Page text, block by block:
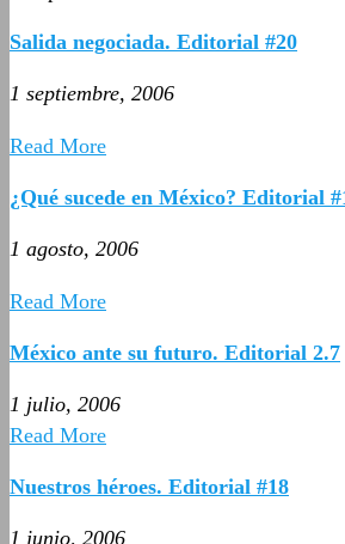
Salida negociada. Editorial #20
1 septiembre, 2006
Read More
¿Qué sucede en México? Editorial
1 agosto, 2006
Read More
México ante su futuro. Editorial 2.7
1 julio, 2006
Read More
Nuestros héroes. Editorial #18
1 junio, 2006